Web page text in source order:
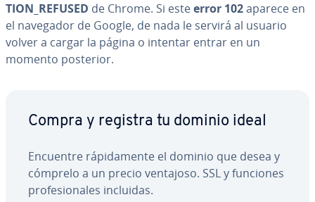
TION_REFUSED de Chrome. Si esteerror 102aparece en
el navegador de Google, de nada le servirá al usuario
volver a cargar la página o intentar entrar en un
momento posterior.
Compra y registra tu dominio ideal
Encuentre rá­pi­da­me­n­te el dominio que desea y
cómprelo a un precio ventajoso. SSL y funciones
pro­fe­sio­na­les incluidas.